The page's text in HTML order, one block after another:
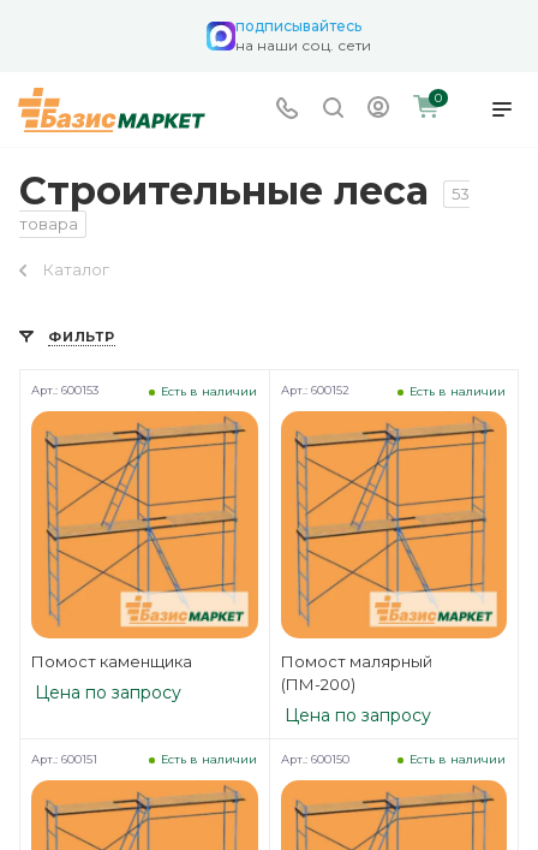
подписывайтесь
на наши соц. сети
0
Строительные леса
53
товара
Каталог
ФИЛЬТР
Помост каменщика
Есть в наличии
Арт.: 600153
Цена по запросу
Помост малярный
(ПМ-200)
Есть в наличии
Арт.: 600152
Цена по запросу
Есть в наличии
Арт.: 600151 Есть в наличии
Арт.: 600150